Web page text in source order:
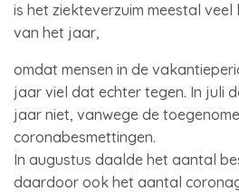
is het ziekteverzuim meestal
van het jaar,
omdat mensen in de
jaar viel dat echter tegen. In juli
jaar niet, vanwege de
coronabesmettingen.
In augustus daalde het aantal
daardoor ook het aantal